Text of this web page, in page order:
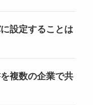
設定することは
複数の企業で共